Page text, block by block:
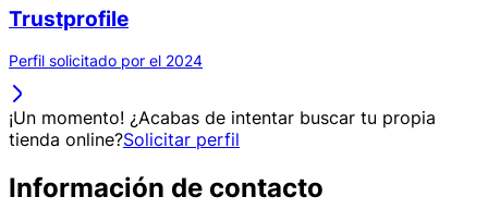
Trustprofile
Perfil solicitado por el 2024
¡Un momento! ¿Acabas de intentar buscar tu propia
tienda online?Solicitar perfil
Información de contacto